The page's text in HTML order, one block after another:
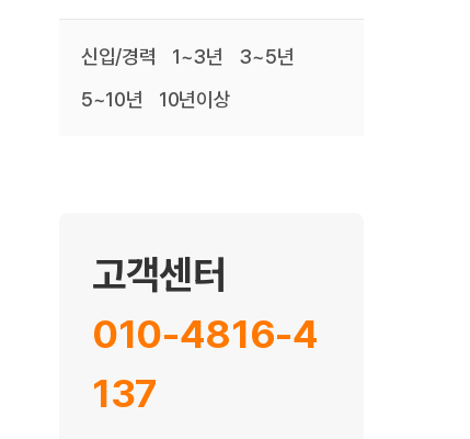
신입/경력 1~3년
3~5년
5~10년
10년이상
고객센터
010-4816-4
137